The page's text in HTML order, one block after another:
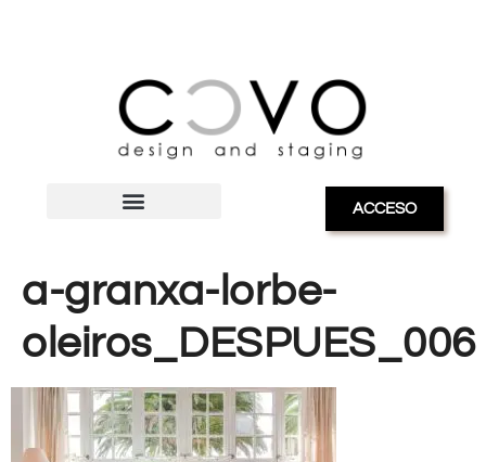
ACCESO
a-granxa-lorbe-
oleiros_DESPUES_006